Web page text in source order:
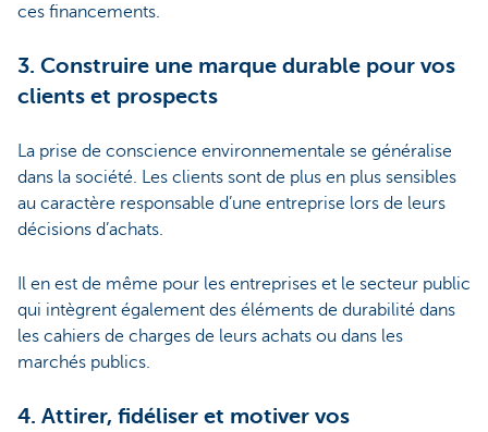
ces financements.
3. Construire une marque durable pour vos
clients et prospects
La prise de conscience environnementale se généralise
dans la société. Les clients sont de plus en plus sensibles
au caractère responsable d’une entreprise lors de leurs
décisions d’achats.
Il en est de même pour les entreprises et le secteur public
qui intègrent également des éléments de durabilité dans
les cahiers de charges de leurs achats ou dans les
marchés publics.
4. Attirer, fidéliser et motiver vos